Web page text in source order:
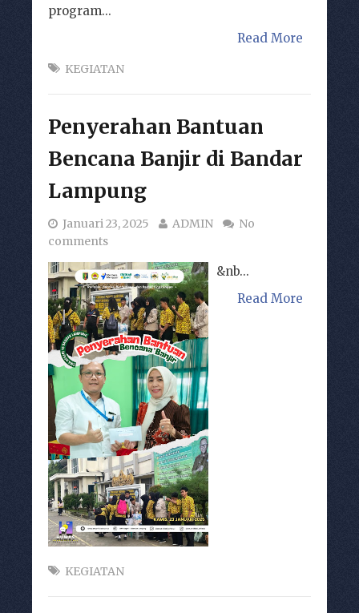
program...
Read More
KEGIATAN
Penyerahan Bantuan
Bencana Banjir di Bandar
Lampung
Januari 23, 2025 ADMIN
No
comments
&nb...
Read More
KEGIATAN